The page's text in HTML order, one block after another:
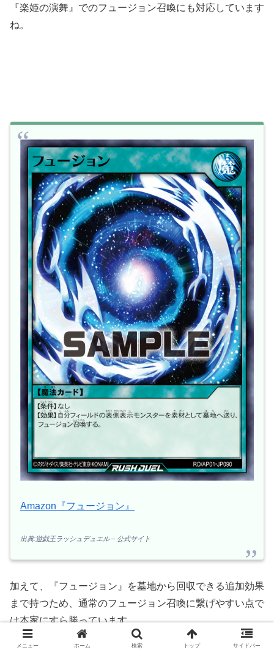
『楽姫の演舞』でのフュージョン召喚にも対応しています
ね。
Amazon『フュージョン』
出典:遊戯王ラッシュデュエル – 公式サイト
加えて、『フュージョン』を墓地から回収できる追加効果
まで持つため、通常のフュージョン召喚に繋げやすい点で
は本家にすら勝っています。
メニュー ホーム 検索 トップ サイドバー